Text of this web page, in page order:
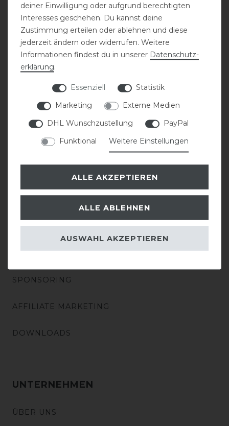
REPARATUR
DECKENWÄSCHE
KONTAKT
BATTERIEENTSORGUNG
EINKAUFEN
ANGEBOTE & AKTIONSGUTSCHEINE
VERSAND
RÜCKSENDUNG
SPONSORING
AFFILIATE MARKETING
DOWNLOADS
UNTERNEHMEN
ÜBER UNS
deiner Einwilligung oder aufgrund berechtigten
Interesses geschehen. Du kannst deine
Zustimmung erteilen oder ablehnen und diese
jederzeit ändern oder widerrufen. Weitere
Informationen findest du in unserer Daten­schutz­
erklärung.
Essenziell
Statistik
Marketing
Externe Medien
DHL Wunschzustellung
PayPal
Funktional
Weitere Einstellungen
ALLE AKZEPTIEREN
ALLE ABLEHNEN
AUSWAHL AKZEPTIEREN